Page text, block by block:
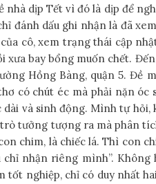
nhà dịp Tết vì đó là dịp để
đánh dấu ghi nhận là đã
cô, xem trạng thái cập
xưa bay bổng muốn chết.
Hồng Bàng, quận 5. Đề
có chút éc mà phải nặn
và sinh động. Mình tự
tưởng tượng ra mà phân
chim, là chiếc lá. Thì con
chỉ nhận riêng mình”.
tốt nghiệp, chỉ có duy nhất